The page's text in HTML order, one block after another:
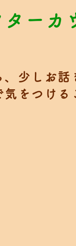
ターカ
少しお話
をつける